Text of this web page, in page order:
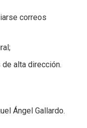
correos
alta dirección.
Ángel Gallardo.